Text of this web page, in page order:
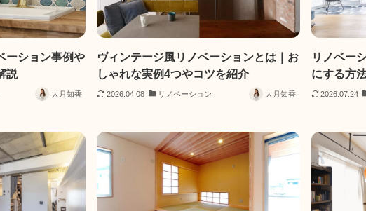
ーション事例や
説
大月知香
ヴィンテージ風リノベーションとは｜お
しゃれな実例4つやコツを紹介
2026.04.08 リノベーション 大月知香
リノベー
にする方
2026.07.24